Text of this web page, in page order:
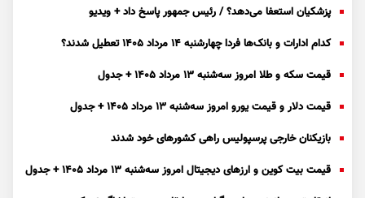
پزشکیان استعفا می‌دهد؟ / رئیس جمهور پاسخ داد + ویدیو
کدام ادارات و بانک‌ها فردا چهارشنبه ۱۴ مرداد ۱۴۰۵ تعطیل شدند؟
قیمت سکه و طلا امروز سه‌شنبه ۱۳ مرداد ۱۴۰۵ + جدول
قیمت دلار و قیمت یورو امروز سه‌شنبه ۱۳ مرداد ۱۴۰۵ + جدول
بازیکنان خارجی پرسپولیس راهی کشور‌های خود شدند
قیمت بیت کوین و ارز‌های دیجیتال امروز سه‌شنبه ۱۳ مرداد ۱۴۰۵ + جدول